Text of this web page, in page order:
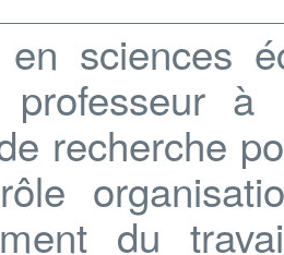
en sciences
professeur à
recherche
du